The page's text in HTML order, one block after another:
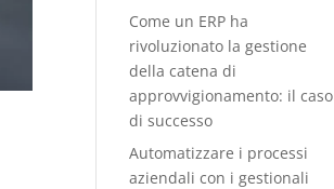
Come un ERP ha
rivoluzionato la gestione
della catena di
approvvigionamento: il caso
di successo
Automatizzare i processi
aziendali con i gestionali